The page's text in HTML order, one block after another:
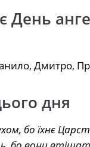
День
Дмитро,
дня
бо їхнє